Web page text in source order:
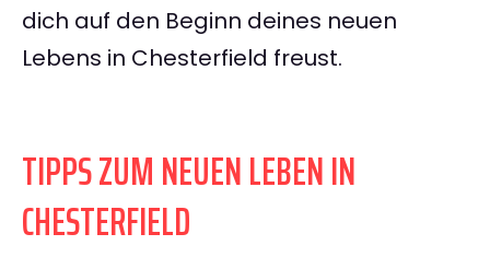
dich auf den Beginn deines neuen
Lebens in Chesterfield freust.
TIPPS ZUM NEUEN LEBEN IN
CHESTERFIELD